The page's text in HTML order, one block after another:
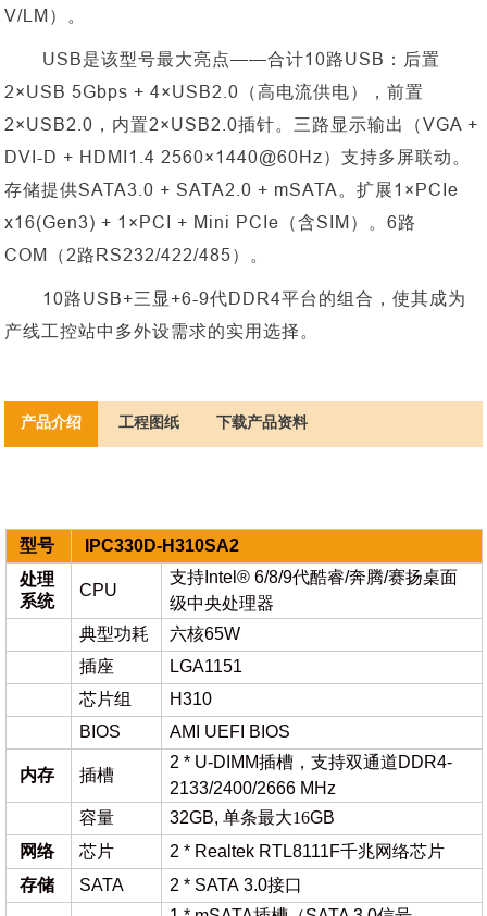
V/LM）。
USB是该型号最大亮点——合计10路USB：后置
2×USB 5Gbps + 4×USB2.0（高电流供电），前置
2×USB2.0，内置2×USB2.0插针。三路显示输出（VGA +
DVI-D + HDMI1.4 2560×1440@60Hz）支持多屏联动。
存储提供SATA3.0 + SATA2.0 + mSATA。扩展1×PCIe
x16(Gen3) + 1×PCI + Mini PCIe（含SIM）。6路
COM（2路RS232/422/485）。
10路USB+三显+6-9代DDR4平台的组合，使其成为
产线工控站中多外设需求的实用选择。
产品介绍 工程图纸 下载产品资料
型号 IPC330D-H310SA2
处理
系统
CPU
支持Intel® 6/8/9代酷睿/奔腾/赛扬桌面
级中央处理器
典型功耗
六核65W
插座
LGA1151
芯片组
H310
BIOS
AMI UEFI BIOS
内存 插槽
2 * U-DIMM插槽，支持双通道DDR4-
2133/2400/2666 MHz
容量
32GB, 单条最大16GB
网络
芯片
2 * Realtek RTL8111F千兆网络芯片
存储
SATA
2 * SATA 3.0接口